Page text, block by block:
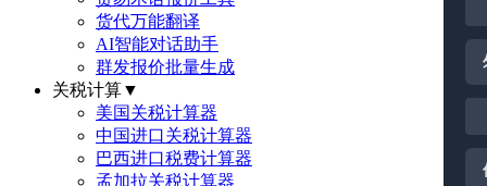
货代万能翻译
AI智能对话助手
群发报价批量生成
关税计算▼
美国关税计算器
中国进口关税计算器
巴西进口税费计算器
孟加拉关税计算器